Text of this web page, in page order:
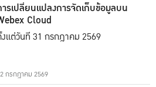
รเปลี่ยนแปลงการจัดเก็บข้อมูลบน
Cloud
แต่วันที่ 31 กรกฎาคม 2569
กรกฎาคม 2569